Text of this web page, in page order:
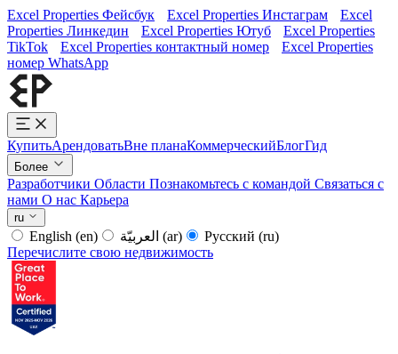
Excel Properties Фейсбук Excel Properties Инстаграм
Excel
Properties Линкедин
Excel Properties Ютуб
Excel Properties
TikTok
Excel Properties контактный номер
Excel Properties
номер WhatsApp
КупитьАрендоватьВне планаКоммерческийБлогГид
Более
Разработчики Области Познакомьтесь с командой Связаться с
нами О нас Карьера
ru
English (en) (ar) Русский (ru)
Перечислите свою недвижимость